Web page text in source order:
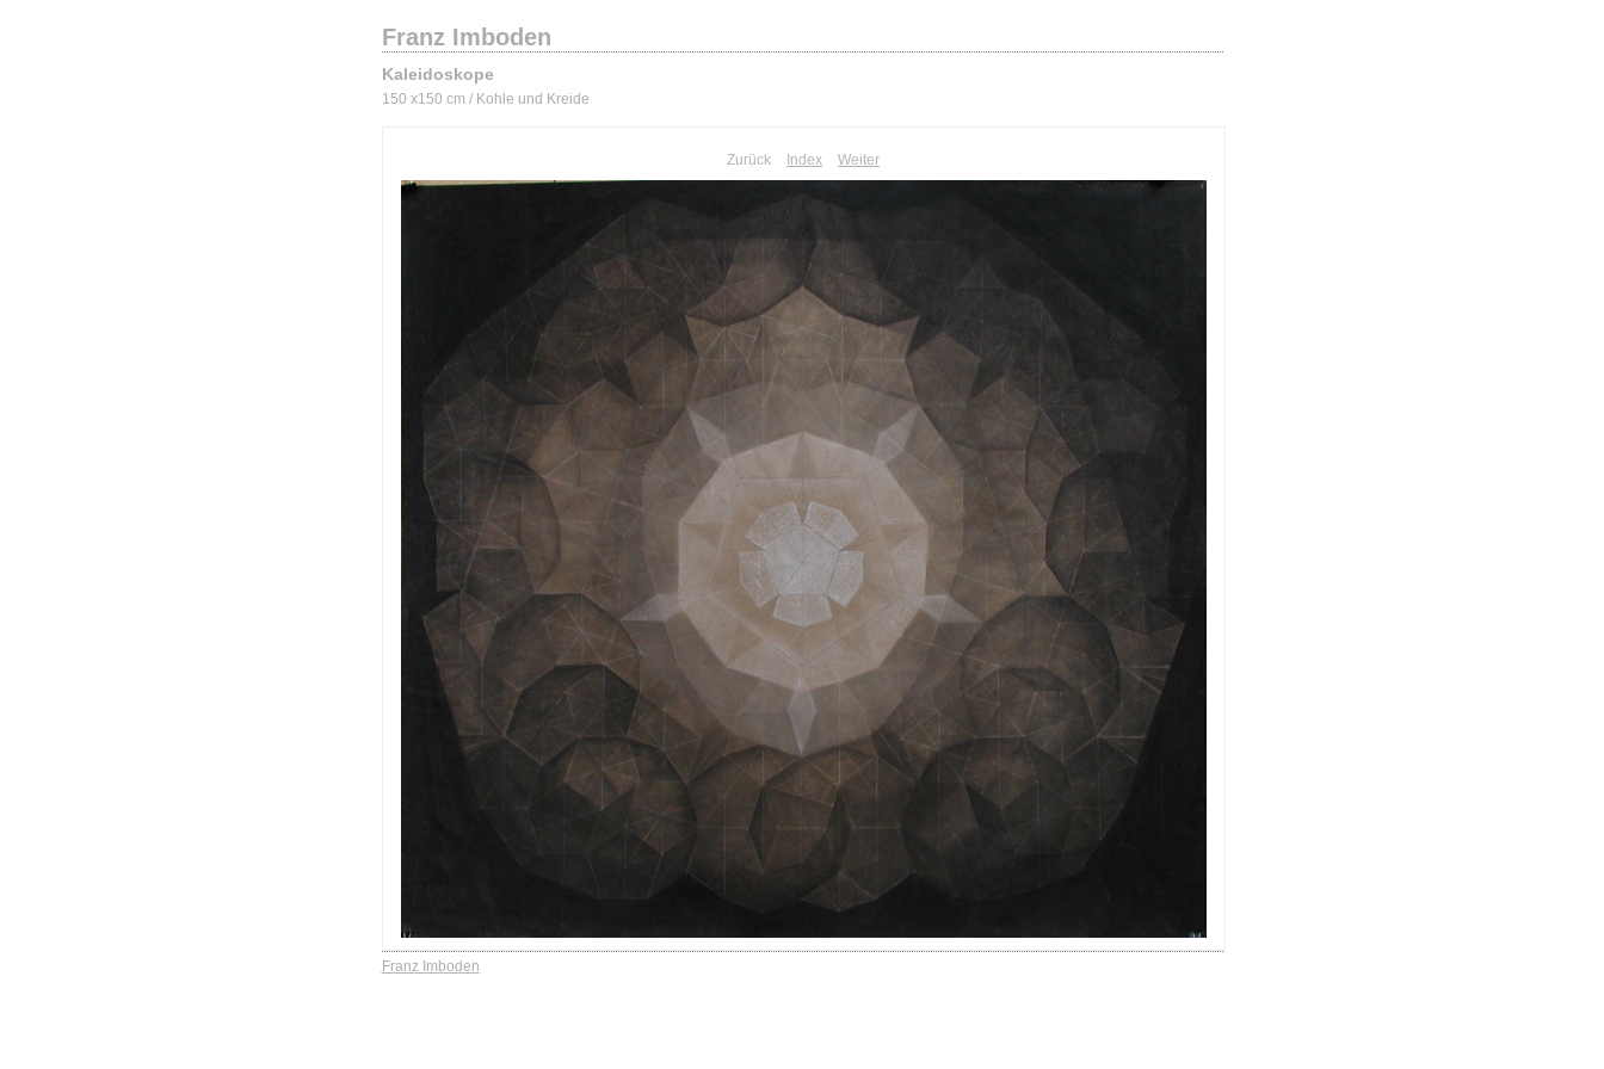
Franz Imboden
Kaleidoskope
150 x150 cm / Kohle und Kreide
Zurück Index Weiter
Franz Imboden